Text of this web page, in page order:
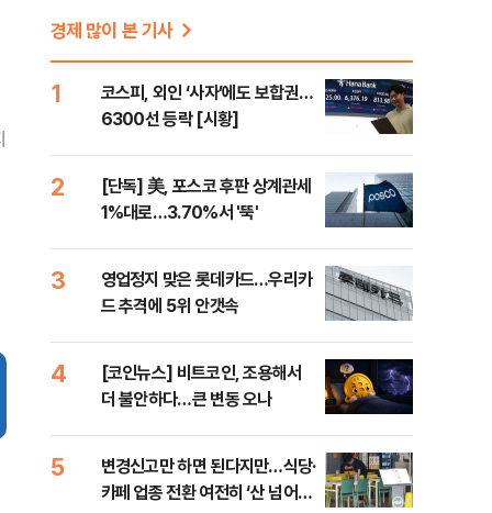
경제 많이 본 기사
1
코스피, 외인 ‘사자’에도 보합권…
6300선 등락 [시황]
2
[단독] 美, 포스코 후판 상계관세
1%대로…3.70%서 '뚝'
3
영업정지 맞은 롯데카드…우리카
드 추격에 5위 안갯속
4
[코인뉴스] 비트코인, 조용해서
더 불안하다…큰 변동 오나
5
변경신고만 하면 된다지만…식당·
카페 업종 전환 여전히 ‘산 넘어